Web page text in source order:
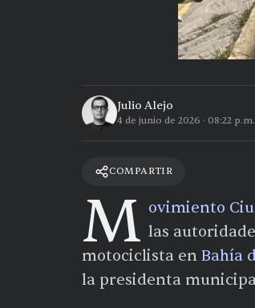
Julio Alejo
4 de junio de 2026 · 08:22 p.m.
COMPARTIR
M ovimiento
las
motociclista en Bahía
la presidenta